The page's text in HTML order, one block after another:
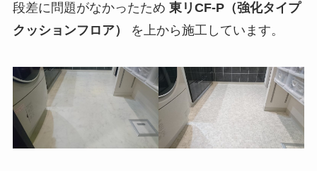
段差に問題がなかったため 東リCF-P（強化タイプ
クッションフロア）
を上から施工しています。